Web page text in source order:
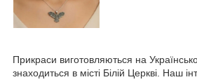
Прикраси виготовляються на
знаходиться в місті Білій Церкві. Наш